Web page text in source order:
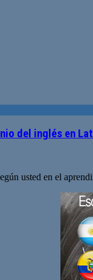
del inglés en
usted en el